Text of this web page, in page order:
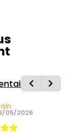
05/2026